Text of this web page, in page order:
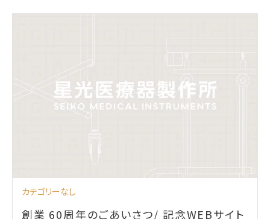
カテゴリーなし
創業 60周年のごあいさつ/ 記念WEBサイト